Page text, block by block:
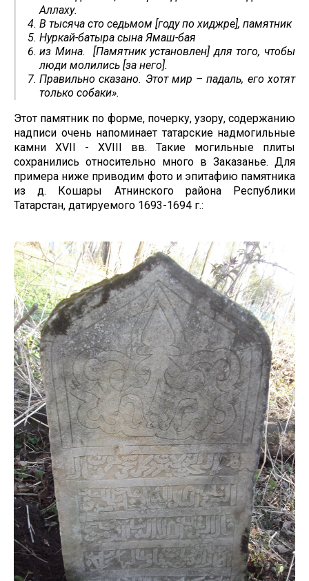
Аллаху.
В тысяча сто седьмом [году по хиджре], памятник
Нуркай-батыра сына Ямаш-бая
из Мина. [Памятник установлен] для того, чтобы
люди молились [за него].
Правильно сказано. Этот мир – падаль, его хотят
только собаки».
Этот памятник по форме, почерку, узору, содержанию
надписи очень напоминает татарские надмогильные
камни XVII - XVIII вв. Такие могильные плиты
сохранились относительно много в Заказанье. Для
примера ниже приводим фото и эпитафию памятника
из д. Кошары Атнинского района Республики
Татарстан, датируемого 1693-1694 г.: